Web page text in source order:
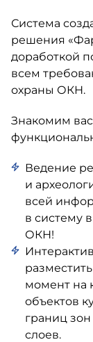
Система
решения
доработкой
всем
охраны ОКН.
Знакомим
Ведение
и
всей
в систему
ОКН!
момент на
объектов
границ
слоев.